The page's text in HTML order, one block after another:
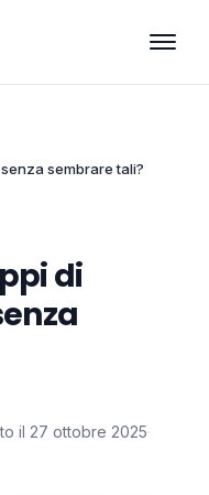
sembrare tali?
di
il 27 ottobre 2025·